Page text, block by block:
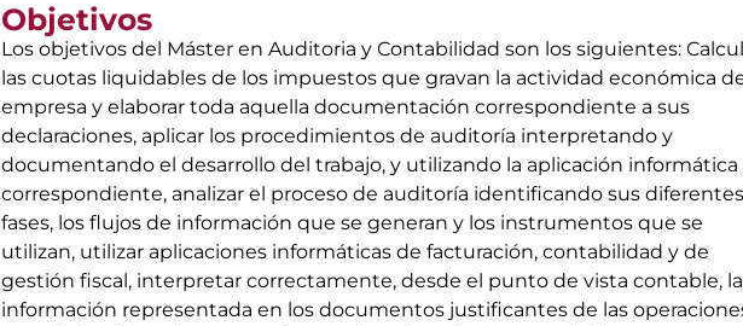
Objetivos
Los objetivos del Máster en Auditoria y Contabilidad son los siguientes:
las cuotas liquidables de los impuestos que gravan la actividad económica
empresa y elaborar toda aquella documentación correspondiente a sus
declaraciones, aplicar los procedimientos de auditoría interpretando y
documentando el desarrollo del trabajo, y utilizando la aplicación informática
correspondiente, analizar el proceso de auditoría identificando sus diferentes
fases, los flujos de información que se generan y los instrumentos que se
utilizan, utilizar aplicaciones informáticas de facturación, contabilidad y de
gestión fiscal, interpretar correctamente, desde el punto de vista contable, la
información representada en los documentos justificantes de las